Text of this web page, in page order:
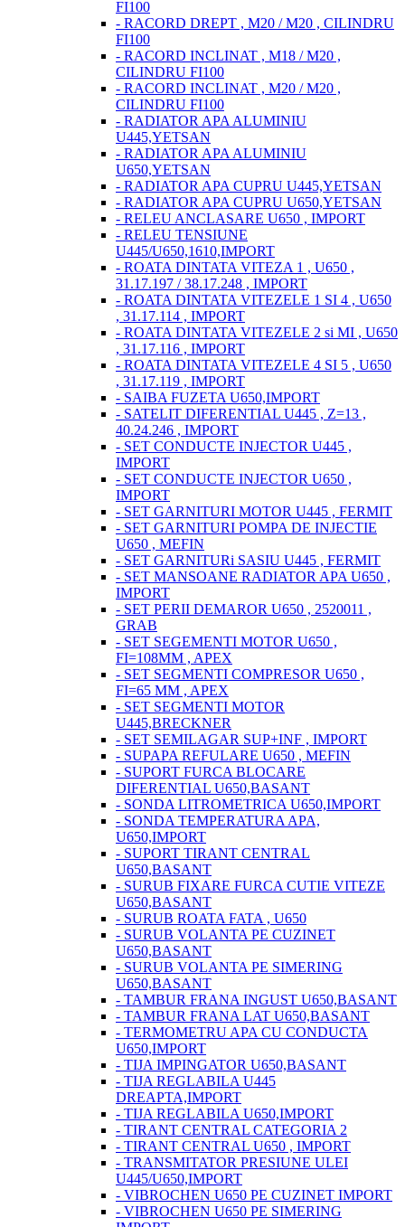
FI100
- RACORD DREPT , M20 / M20 , CILINDRU
FI100
- RACORD INCLINAT , M18 / M20 ,
CILINDRU FI100
- RACORD INCLINAT , M20 / M20 ,
CILINDRU FI100
- RADIATOR APA ALUMINIU
U445,YETSAN
- RADIATOR APA ALUMINIU
U650,YETSAN
- RADIATOR APA CUPRU U445,YETSAN
- RADIATOR APA CUPRU U650,YETSAN
- RELEU ANCLASARE U650 , IMPORT
- RELEU TENSIUNE
U445/U650,1610,IMPORT
- ROATA DINTATA VITEZA 1 , U650 ,
31.17.197 / 38.17.248 , IMPORT
- ROATA DINTATA VITEZELE 1 SI 4 , U650
, 31.17.114 , IMPORT
- ROATA DINTATA VITEZELE 2 si MI , U650
, 31.17.116 , IMPORT
- ROATA DINTATA VITEZELE 4 SI 5 , U650
, 31.17.119 , IMPORT
- SAIBA FUZETA U650,IMPORT
- SATELIT DIFERENTIAL U445 , Z=13 ,
40.24.246 , IMPORT
- SET CONDUCTE INJECTOR U445 ,
IMPORT
- SET CONDUCTE INJECTOR U650 ,
IMPORT
- SET GARNITURI MOTOR U445 , FERMIT
- SET GARNITURI POMPA DE INJECTIE
U650 , MEFIN
- SET GARNITURi SASIU U445 , FERMIT
- SET MANSOANE RADIATOR APA U650 ,
IMPORT
- SET PERII DEMAROR U650 , 2520011 ,
GRAB
- SET SEGEMENTI MOTOR U650 ,
FI=108MM , APEX
- SET SEGMENTI COMPRESOR U650 ,
FI=65 MM , APEX
- SET SEGMENTI MOTOR
U445,BRECKNER
- SET SEMILAGAR SUP+INF , IMPORT
- SUPAPA REFULARE U650 , MEFIN
- SUPORT FURCA BLOCARE
DIFERENTIAL U650,BASANT
- SONDA LITROMETRICA U650,IMPORT
- SONDA TEMPERATURA APA,
U650,IMPORT
- SUPORT TIRANT CENTRAL
U650,BASANT
- SURUB FIXARE FURCA CUTIE VITEZE
U650,BASANT
- SURUB ROATA FATA , U650
- SURUB VOLANTA PE CUZINET
U650,BASANT
- SURUB VOLANTA PE SIMERING
U650,BASANT
- TAMBUR FRANA INGUST U650,BASANT
- TAMBUR FRANA LAT U650,BASANT
- TERMOMETRU APA CU CONDUCTA
U650,IMPORT
- TIJA IMPINGATOR U650,BASANT
- TIJA REGLABILA U445
DREAPTA,IMPORT
- TIJA REGLABILA U650,IMPORT
- TIRANT CENTRAL CATEGORIA 2
- TIRANT CENTRAL U650 , IMPORT
- TRANSMITATOR PRESIUNE ULEI
U445/U650,IMPORT
- VIBROCHEN U650 PE CUZINET IMPORT
- VIBROCHEN U650 PE SIMERING